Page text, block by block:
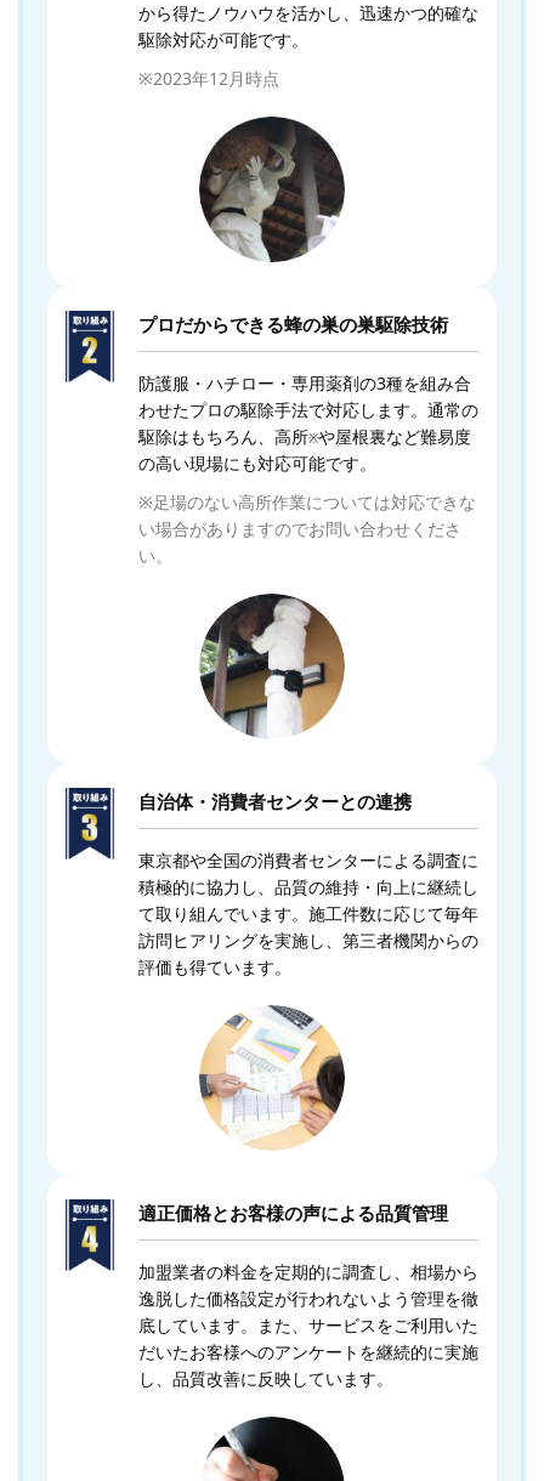
から得たノウハウを活かし、迅速かつ的確な
駆除対応が可能です。
※2023年12月時点
プロだからできる蜂の巣の巣駆除技術
防護服・ハチロー・専用薬剤の3種を組み合
わせたプロの駆除手法で対応します。通常の
駆除はもちろん、高所※や屋根裏など難易度
の高い現場にも対応可能です。
※足場のない高所作業については対応できな
い場合がありますのでお問い合わせくださ
い。
自治体・消費者センターとの連携
東京都や全国の消費者センターによる調査に
積極的に協力し、品質の維持・向上に継続し
て取り組んでいます。施工件数に応じて毎年
訪問ヒアリングを実施し、第三者機関からの
評価も得ています。
適正価格とお客様の声による品質管理
加盟業者の料金を定期的に調査し、相場から
逸脱した価格設定が行われないよう管理を徹
底しています。また、サービスをご利用いた
だいたお客様へのアンケートを継続的に実施
し、品質改善に反映しています。